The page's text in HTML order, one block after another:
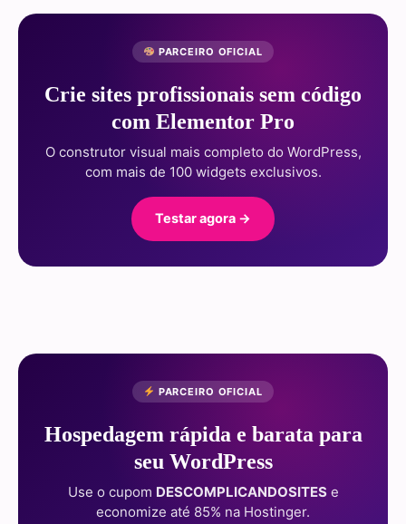
PARCEIRO OFICIAL
Crie sites profissionais sem código
com Elementor Pro
O construtor visual mais completo do WordPress,
com mais de 100 widgets exclusivos.
Testar agora →
PARCEIRO OFICIAL
Hospedagem rápida e barata para
seu WordPress
Use o cupom DESCOMPLICANDOSITESe
economize até 85% na Hostinger.